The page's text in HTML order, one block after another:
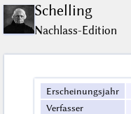
Schelling
Nachlass-Edition
Erscheinungsjahr
Verfasser